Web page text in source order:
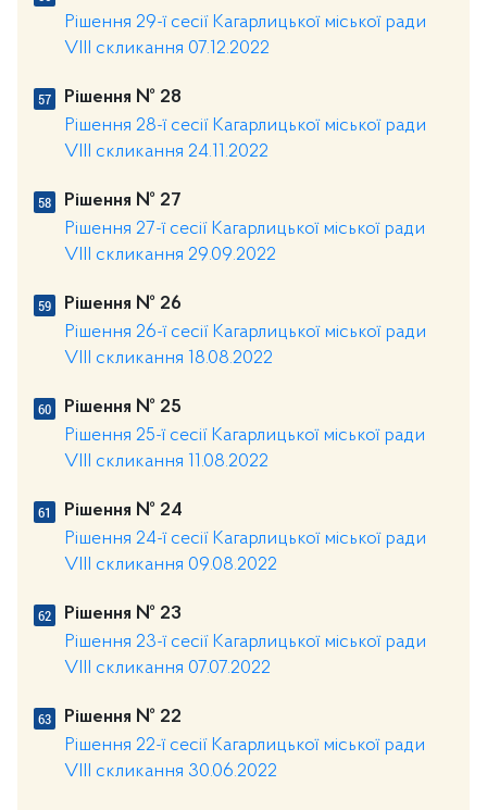
Рішення 29-ї сесії Кагарлицької міської ради
VIII скликання 07.12.2022
Рішення № 28
Рішення 28-ї сесії Кагарлицької міської ради
VIII скликання 24.11.2022
Рішення № 27
Рішення 27-ї сесії Кагарлицької міської ради
VIII скликання 29.09.2022
Рішення № 26
Рішення 26-ї сесії Кагарлицької міської ради
VIII скликання 18.08.2022
Рішення № 25
Рішення 25-ї сесії Кагарлицької міської ради
VIII скликання 11.08.2022
Рішення № 24
Рішення 24-ї сесії Кагарлицької міської ради
VIII скликання 09.08.2022
Рішення № 23
Рішення 23-ї сесії Кагарлицької міської ради
VIII скликання 07.07.2022
Рішення № 22
Рішення 22-ї сесії Кагарлицької міської ради
VIII скликання 30.06.2022